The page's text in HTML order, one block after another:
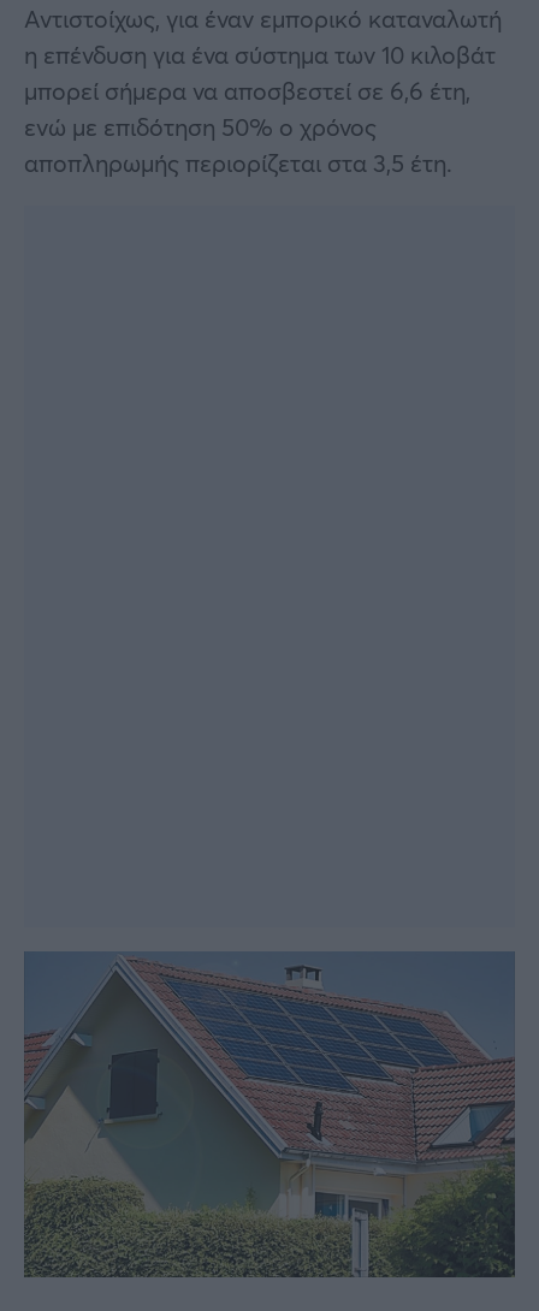
Αντιστοίχως, για έναν εμπορικό καταναλωτή
η επένδυση για ένα σύστημα των 10 κιλοβάτ
μπορεί σήμερα να αποσβεστεί σε 6,6 έτη,
ενώ με επιδότηση 50% ο χρόνος
αποπληρωμής περιορίζεται στα 3,5 έτη.